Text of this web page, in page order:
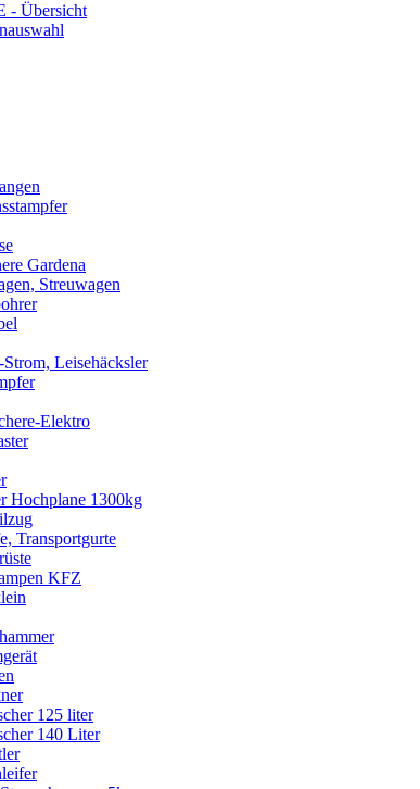
- Übersicht
Gardena
Streuwagen
Leisehäcksler
Elektro
Hochplane 1300kg
Transportgurte
KFZ
125 liter
140 Liter